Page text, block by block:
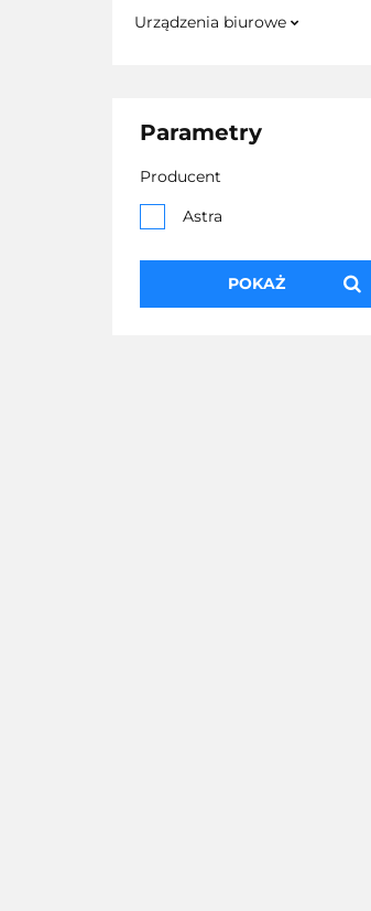
Urządzenia biurowe
Parametry
Producent
Astra
POKAŻ